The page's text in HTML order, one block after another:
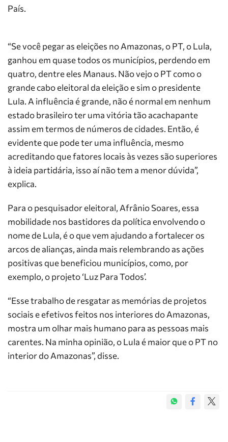
País.
“Se você pegar as eleições no Amazonas, o PT, o Lula,
ganhou em quase todos os municípios, perdendo em
quatro, dentre eles Manaus. Não vejo o PT como o
grande cabo eleitoral da eleição e sim o presidente
Lula. A influência é grande, não é normal em nenhum
estado brasileiro ter uma vitória tão acachapante
assim em termos de números de cidades. Então, é
evidente que pode ter uma influência, mesmo
acreditando que fatores locais às vezes são superiores
à ideia partidária, isso aí não tem a menor dúvida”,
explica.
Para o pesquisador eleitoral, Afrânio Soares, essa
mobilidade nos bastidores da política envolvendo o
nome de Lula, é o que vem ajudando a fortalecer os
arcos de alianças, ainda mais relembrando as ações
positivas que beneficiou municípios, como, por
exemplo, o projeto ‘Luz Para Todos’.
“Esse trabalho de resgatar as memórias de projetos
sociais e efetivos feitos nos interiores do Amazonas,
mostra um olhar mais humano para as pessoas mais
carentes. Na minha opinião, o Lula é maior que o PT no
interior do Amazonas”, disse.